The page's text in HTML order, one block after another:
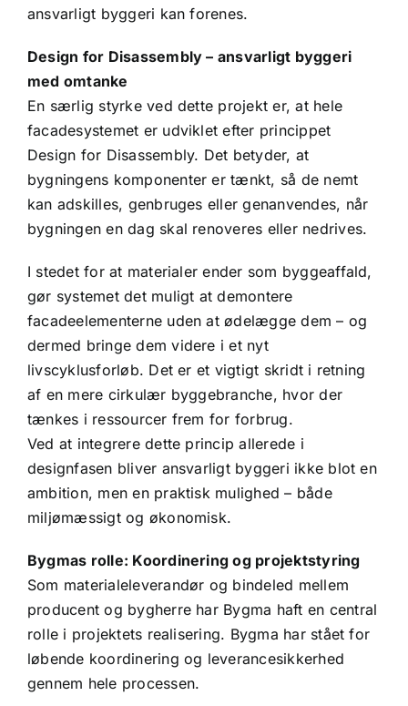
ansvarligt byggeri kan forenes.
Design for Disassembly – ansvarligt byggeri
med omtanke
En særlig styrke ved dette projekt er, at hele
facadesystemet er udviklet efter princippet
Design for Disassembly. Det betyder, at
bygningens komponenter er tænkt, så de nemt
kan adskilles, genbruges eller genanvendes, når
bygningen en dag skal renoveres eller nedrives.
I stedet for at materialer ender som byggeaffald,
gør systemet det muligt at demontere
facadeelementerne uden at ødelægge dem – og
dermed bringe dem videre i et nyt
livscyklusforløb. Det er et vigtigt skridt i retning
af en mere cirkulær byggebranche, hvor der
tænkes i ressourcer frem for forbrug.
Ved at integrere dette princip allerede i
designfasen bliver ansvarligt byggeri ikke blot en
ambition, men en praktisk mulighed – både
miljømæssigt og økonomisk.
Bygmas rolle: Koordinering og projektstyring
Som materialeleverandør og bindeled mellem
producent og bygherre har Bygma haft en central
rolle i projektets realisering. Bygma har stået for
løbende koordinering og leverancesikkerhed
gennem hele processen.